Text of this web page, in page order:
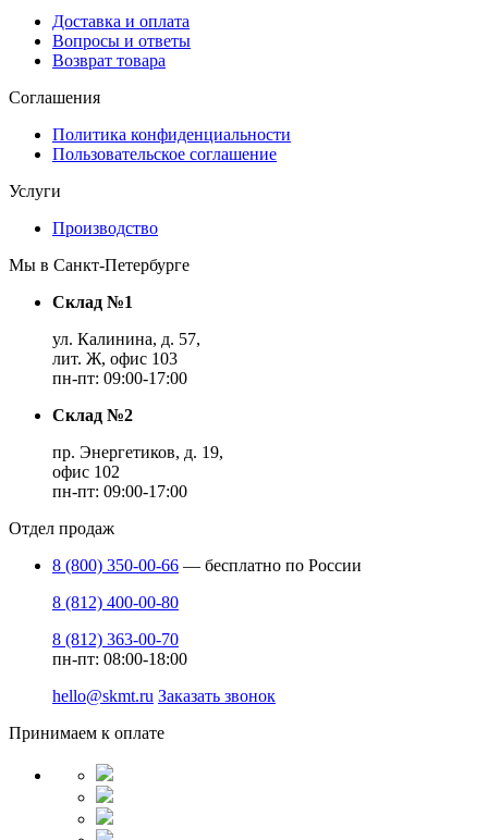
Доставка и оплата
Вопросы и ответы
Возврат товара
Соглашения
Политика конфиденциальности
Пользовательское соглашение
Услуги
Производство
Мы в Санкт-Петербурге
Склад №1
ул. Калинина, д. 57,
лит. Ж, офис 103
пн-пт: 09:00-17:00
Склад №2
пр. Энергетиков, д. 19,
офис 102
пн-пт: 09:00-17:00
Отдел продаж
8 (800) 350-00-66 — бесплатно по России
8 (812) 400-00-80
8 (812) 363-00-70
пн-пт: 08:00-18:00
hello@skmt.ru Заказать звонок
Принимаем к оплате